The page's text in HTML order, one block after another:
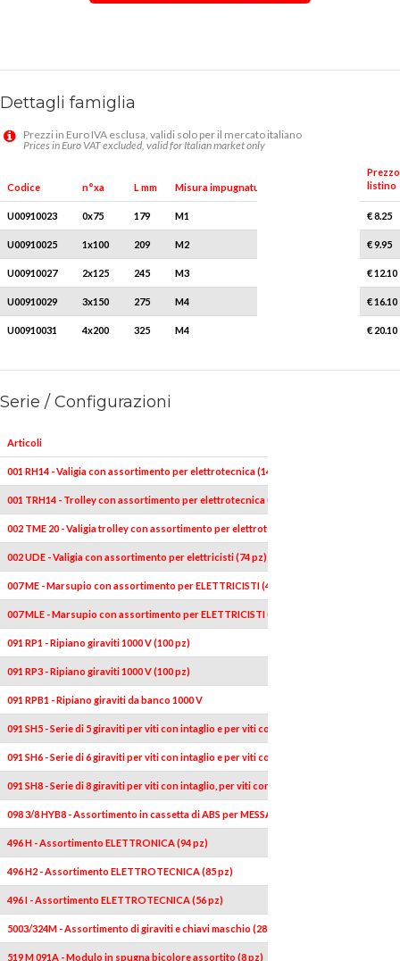
Dettagli famiglia
Prezzi in Euro IVA esclusa, validi solo per il mercato italiano
Prices in Euro VAT excluded, valid for Italian market only
Codice n°xa L mm Misura impugnatura
Prezzo
listino
U00910023 0x75 179 M1 € 8.25
U00910025 1x100 209 M2 € 9.95
U00910027 2x125 245 M3 € 12.10
U00910029 3x150 275 M4 € 16.10
U00910031 4x200 325 M4 € 20.10
Serie / Configurazioni
Articoli
001 RH14 - Valigia con assortimento per elettrotecnica (14 pz)
001 TRH14 - Trolley con assortimento per elettrotecnica (14 pz)
002 TME 20 - Valigia trolley con assortimento per elettrotecnica (20 pz)
002 UDE - Valigia con assortimento per elettricisti (74 pz)
007 ME - Marsupio con assortimento per ELETTRICISTI (4 pz)
007 MLE - Marsupio con assortimento per ELETTRICISTI (7 pz)
091 RP1 - Ripiano giraviti 1000 V (100 pz)
091 RP3 - Ripiano giraviti 1000 V (100 pz)
091 RPB1 - Ripiano giraviti da banco 1000 V
091 SH5 - Serie di 5 giraviti per viti con intaglio e per viti con impronta a croce
091 SH6 - Serie di 6 giraviti per viti con intaglio e per viti con impronta a croce
091 SH8 - Serie di 8 giraviti per viti con intaglio, per viti con impronta a croce
098 3/8 HYB8 - Assortimento in cassetta di ABS per MESSA IN SICUREZZA AUTO
496 H - Assortimento ELETTRONICA (94 pz)
496 H2 - Assortimento ELETTROTECNICA (85 pz)
496 I - Assortimento ELETTROTECNICA (56 pz)
5003/324M - Assortimento di giraviti e chiavi maschio (28 pz)
519 M 091A - Modulo in spugna bicolore assortito (8 pz)